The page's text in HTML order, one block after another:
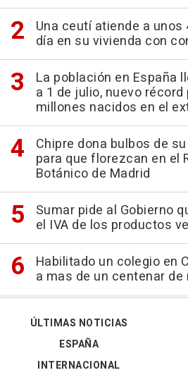
Una ceutí atiende a
día en su vivienda con
La población en España
a 1 de julio, nuevo récord
millones nacidos en el
Chipre dona bulbos de
para que florezcan en el
Botánico de Madrid
Sumar pide al Gobierno
el IVA de los productos
Habilitado un colegio en
a mas de un centenar
ÚLTIMAS NOTICIAS
ESPAÑA
INTERNACIONAL